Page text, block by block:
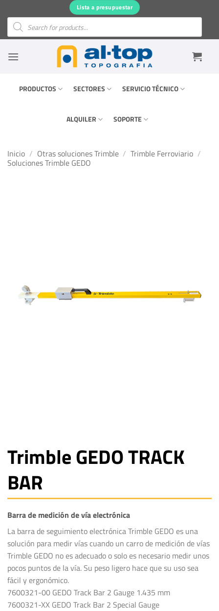
contenido
Lista a presupuestar
Búsqueda
productos
PRODUCTOS SECTORES SERVICIO TÉCNICO
ALQUILER SOPORTE
Inicio / Otras soluciones Trimble / Trimble Ferroviario /
Soluciones Trimble GEDO
Trimble GEDO TRACK
BAR
Barra de medición de vía electrónica
La barra de seguimiento electrónica Trimble GEDO es una
solución para medir vías cuando un carro de medición de vías
Trimble GEDO no es adecuado o solo es necesario medir unos
pocos puntos de la vía. Su peso ligero hace que su uso sea
fácil y ergonómico.
7600321-00 GEDO Track Bar 2 Gauge 1.435 mm
7600321-XX GEDO Track Bar 2 Special Gauge